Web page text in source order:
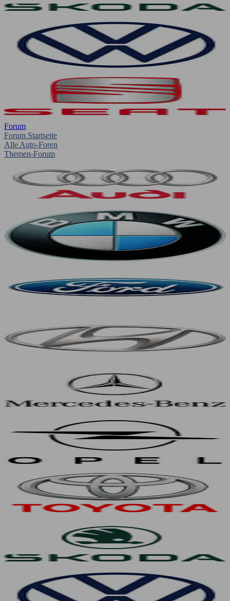
Forum
Forum Startseite
Alle Auto-Foren
Themen-Forum